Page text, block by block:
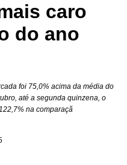
caro
do ano
foi 75,0% acima da média do
até a segunda quinzena, o
na comparaçã